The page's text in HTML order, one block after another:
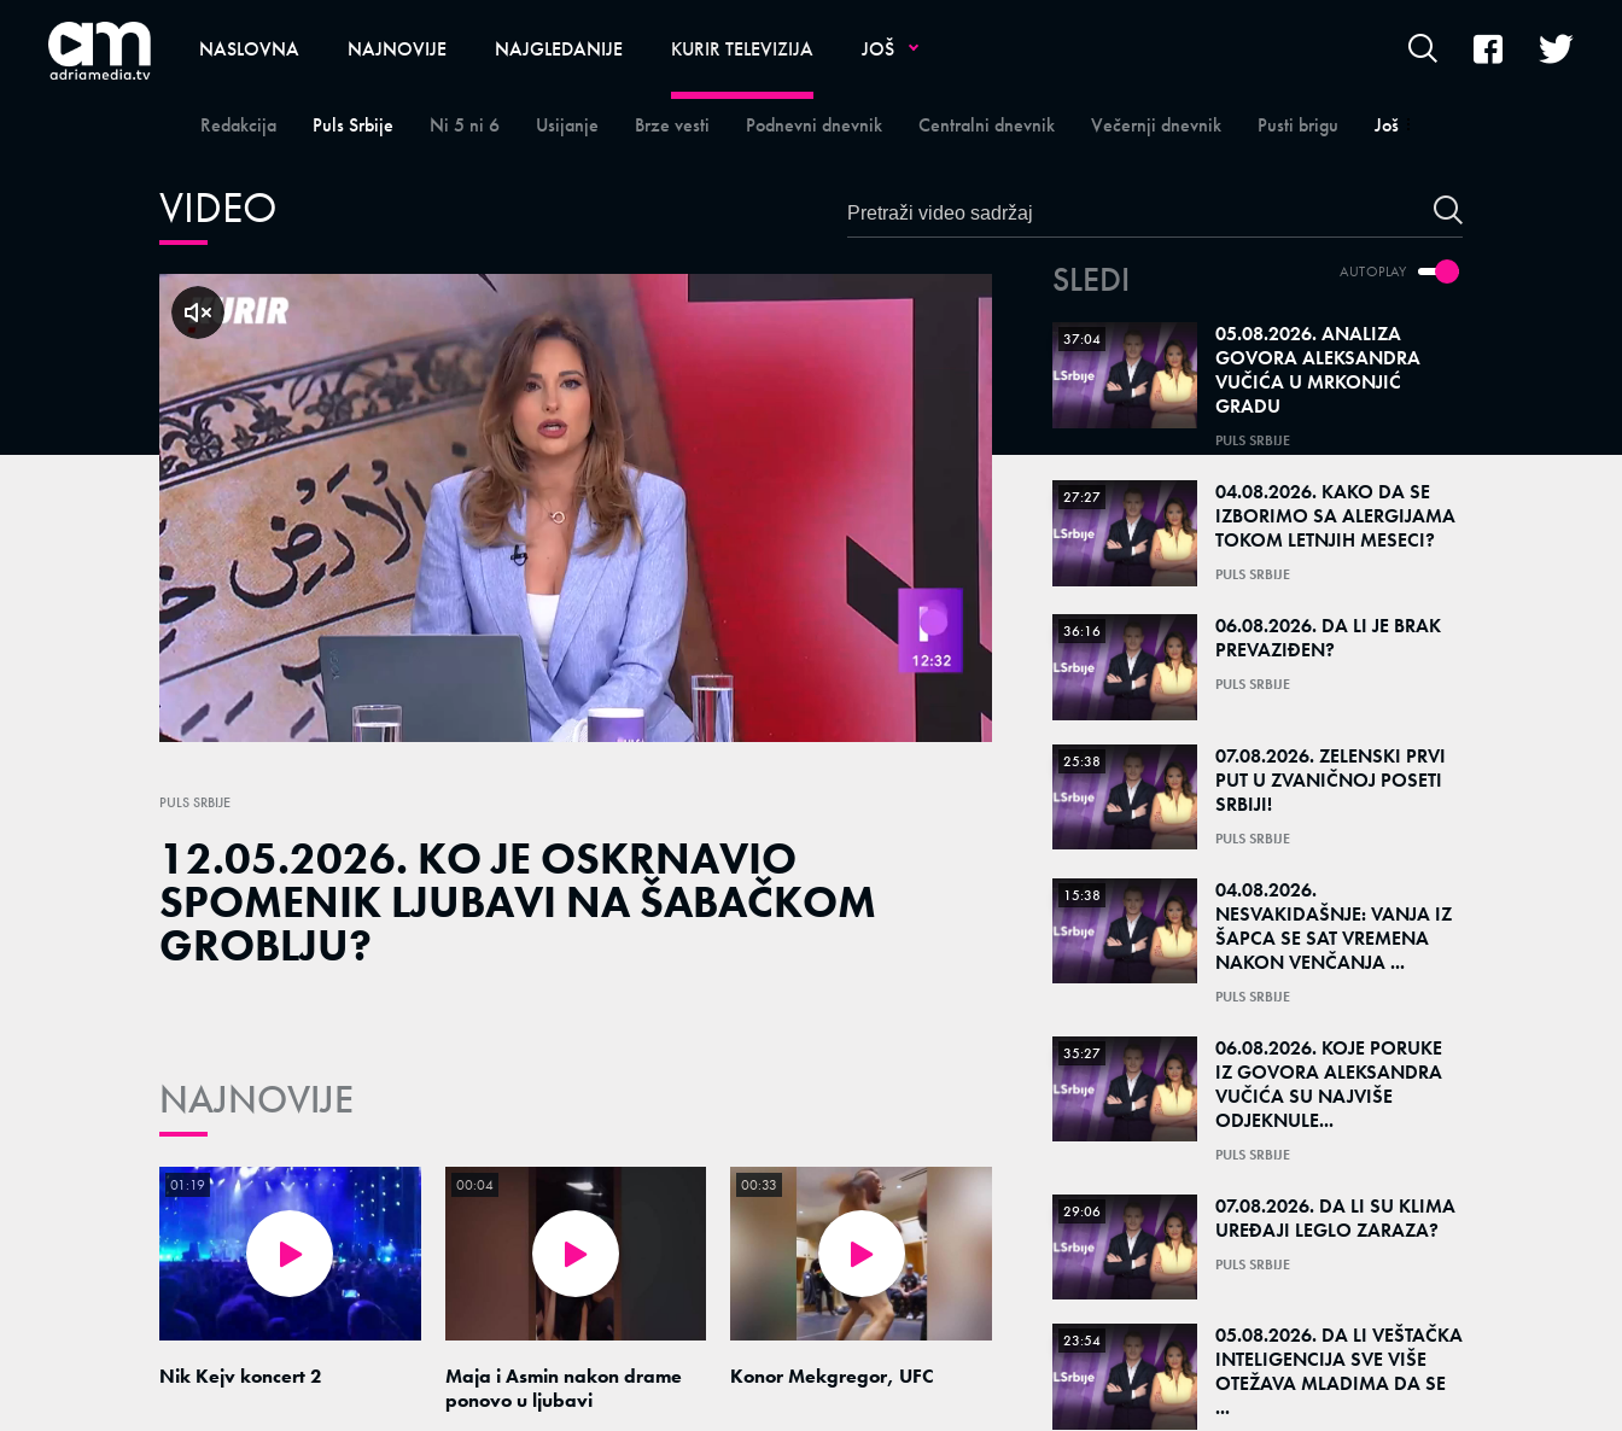
NASLOVNA NAJNOVIJE NAJGLEDANIJE KURIR TELEVIZIJA
Redakcija Puls Srbije Ni 5 ni 6 Usijanje Brze vesti Podnevni dnevnik Centralni dnevnik Večernji dnevnik Pusti brigu Još
JOŠ
VIDEO
Unmute
/
Loaded
klikni za zvuk
PULS SRBIJE
12.05.2026. KO JE OSKRNAVIO
SPOMENIK LJUBAVI NA ŠABAČKOM
GROBLJU?
NAJNOVIJE
Nik Kejv koncert 2
01:19
Maja i Asmin nakon drame
ponovo u ljubavi
00:04
Konor Mekgregor, UFC
00:33
AUTOPLAY
SLEDI
37:04
05.08.2026. ANALIZA
GOVORA ALEKSANDRA
VUČIĆA U MRKONJIĆ
GRADU
PULS SRBIJE
27:27
04.08.2026. KAKO DA SE
IZBORIMO SA ALERGIJAMA
TOKOM LETNJIH MESECI?
PULS SRBIJE
36:16
06.08.2026. DA LI JE BRAK
PREVAZIĐEN?
PULS SRBIJE
25:38
07.08.2026. ZELENSKI PRVI
PUT U ZVANIČNOJ POSETI
SRBIJI!
PULS SRBIJE
15:38
04.08.2026.
NESVAKIDAŠNJE: VANJA IZ
ŠAPCA SE SAT VREMENA
NAKON VENČANJA ...
PULS SRBIJE
35:27
06.08.2026. KOJE PORUKE
IZ GOVORA ALEKSANDRA
VUČIĆA SU NAJVIŠE
ODJEKNULE...
PULS SRBIJE
29:06
07.08.2026. DA LI SU KLIMA
UREĐAJI LEGLO ZARAZA?
PULS SRBIJE
23:54
05.08.2026. DA LI VEŠTAČKA
INTELIGENCIJA SVE VIŠE
OTEŽAVA MLADIMA DA SE
...